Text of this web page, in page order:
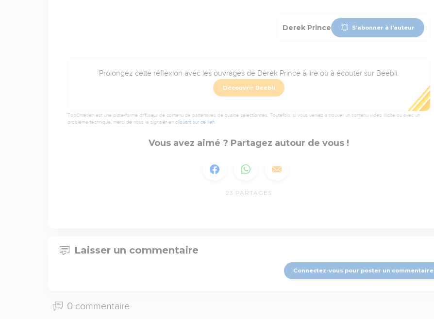
Derek Prince S'abonner à l'auteur
Prolongez cette réflexion avec les ouvrages de Derek Prince à lire où à écouter sur Beebli.
Découvrir Beebli
TopChrétien est une plate-forme diffuseur de contenu de partenaires de qualité sélectionnés. Toutefois, si vous veniez à trouver un contenu vidéo illicite ou avec un
problème technique, merci de nous le signaler en cliquant sur ce lien.
Vous avez aimé ? Partagez autour de vous !
23 PARTAGES
Laisser un commentaire
Connectez-vous pour poster un commentaire
0 commentaire